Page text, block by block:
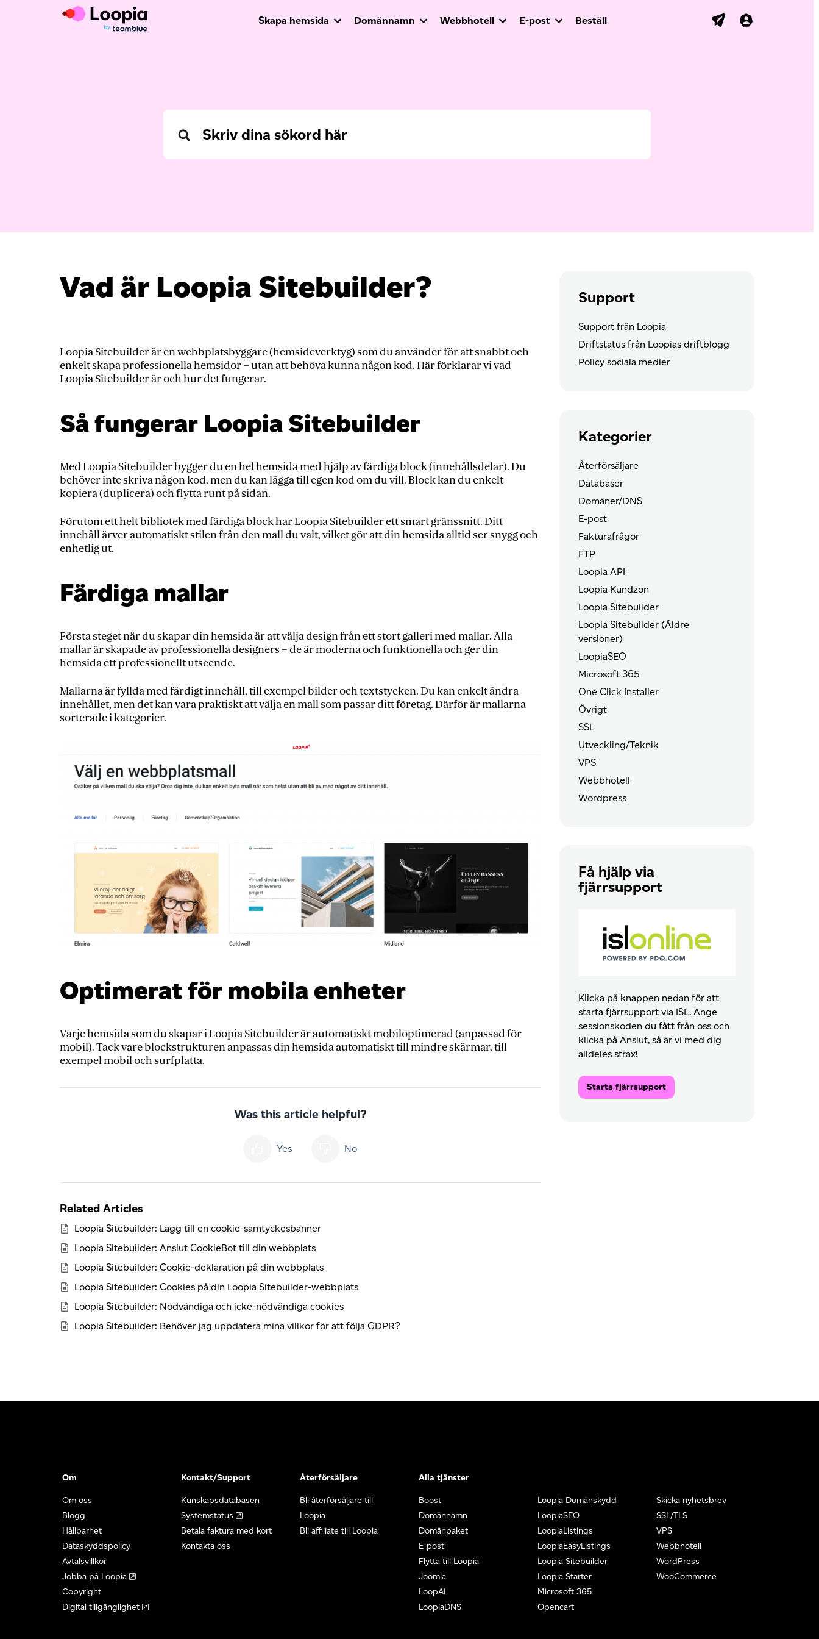
Skapa hemsida Domännamn Webbhotell E-post Beställ
Search
Vad är Loopia Sitebuilder?
Loopia Sitebuilder är en webbplatsbyggare (hemsideverktyg) som du använder för att snabbt och
enkelt skapa professionella hemsidor – utan att behöva kunna någon kod. Här förklarar vi vad
Loopia Sitebuilder är och hur det fungerar.
Så fungerar Loopia Sitebuilder
Med Loopia Sitebuilder bygger du en hel hemsida med hjälp av färdiga block (innehållsdelar). Du
behöver inte skriva någon kod, men du kan lägga till egen kod om du vill. Block kan du enkelt
kopiera (duplicera) och flytta runt på sidan.
Förutom ett helt bibliotek med färdiga block har Loopia Sitebuilder ett smart gränssnitt. Ditt
innehåll ärver automatiskt stilen från den mall du valt, vilket gör att din hemsida alltid ser snygg och
enhetlig ut.
Färdiga mallar
Första steget när du skapar din hemsida är att välja design från ett stort galleri med mallar. Alla
mallar är skapade av professionella designers – de är moderna och funktionella och ger din
hemsida ett professionellt utseende.
Mallarna är fyllda med färdigt innehåll, till exempel bilder och textstycken. Du kan enkelt ändra
innehållet, men det kan vara praktiskt att välja en mall som passar ditt företag. Därför är mallarna
sorterade i kategorier.
Optimerat för mobila enheter
Varje hemsida som du skapar i Loopia Sitebuilder är automatiskt mobiloptimerad (anpassad för
mobil). Tack vare blockstrukturen anpassas din hemsida automatiskt till mindre skärmar, till
exempel mobil och surfplatta.
Was this article helpful?
Yes No
Related Articles
Loopia Sitebuilder: Lägg till en cookie-samtyckesbanner
Loopia Sitebuilder: Anslut CookieBot till din webbplats
Loopia Sitebuilder: Cookie-deklaration på din webbplats
Loopia Sitebuilder: Cookies på din Loopia Sitebuilder-webbplats
Loopia Sitebuilder: Nödvändiga och icke-nödvändiga cookies
Loopia Sitebuilder: Behöver jag uppdatera mina villkor för att följa GDPR?
Support
Support från Loopia
Driftstatus från Loopias driftblogg
Policy sociala medier
Kategorier
Återförsäljare
Databaser
Domäner/DNS
E-post
Fakturafrågor
FTP
Loopia API
Loopia Kundzon
Loopia Sitebuilder
Loopia Sitebuilder (Äldre
versioner)
LoopiaSEO
Microsoft 365
One Click Installer
Övrigt
SSL
Utveckling/Teknik
VPS
Webbhotell
Wordpress
Få hjälp via
fjärrsupport
Klicka på knappen nedan för att
starta fjärrsupport via ISL. Ange
sessionskoden du fått från oss och
klicka på Anslut, så är vi med dig
alldeles strax!
Starta fjärrsupport
Om
Om oss
Blogg
Hållbarhet
Dataskyddspolicy
Avtalsvillkor
Jobba på Loopia
Copyright
Digital tillgänglighet
Kontakt/Support
Kunskapsdatabasen
Systemstatus
Betala faktura med kort
Kontakta oss
Återförsäljare
Bli återförsäljare till
Loopia
Bli affiliate till Loopia
Alla tjänster
Boost
Domännamn
Domänpaket
E-post
Flytta till Loopia
Joomla
LoopAI
LoopiaDNS
Loopia Domänskydd
LoopiaSEO
LoopiaListings
LoopiaEasyListings
Loopia Sitebuilder
Loopia Starter
Microsoft 365
Opencart
Skicka nyhetsbrev
SSL/TLS
VPS
Webbhotell
WordPress
WooCommerce